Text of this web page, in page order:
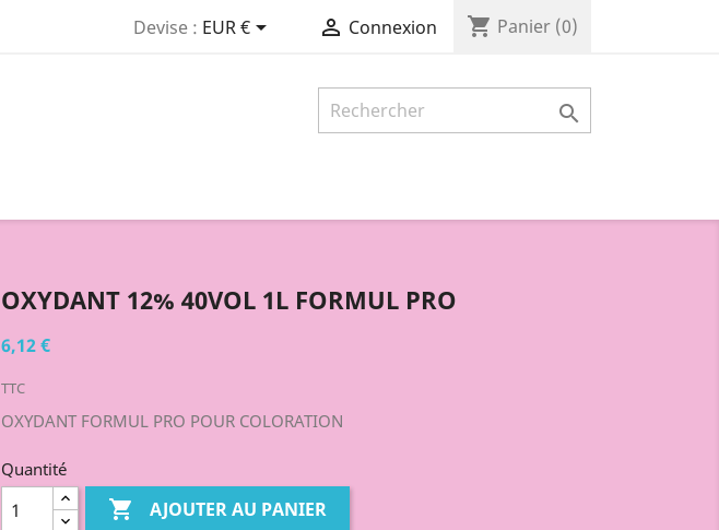
Devise : EUR €  Connexion shopping_cart Panier (0)

OXYDANT 12% 40VOL 1L FORMUL PRO
6,12 €
TTC
OXYDANT FORMUL PRO POUR COLORATION
Quantité
 AJOUTER AU PANIER